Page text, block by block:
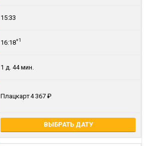
15:33
16:18+1
1 д. 44 мин.
Плацкарт4 367
ВЫБРАТЬ ДАТУ